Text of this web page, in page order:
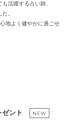
活躍する占い師、
。
地よく健やかに過ごせ
ント NEW